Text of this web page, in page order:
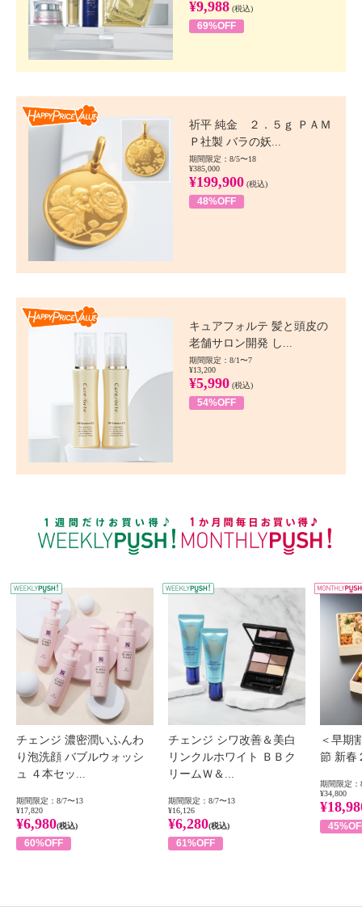
¥9,988 (税込)
69%OFF
祈平 純金 ２．５ｇ ＰＡＭ
Ｐ社製 バラの妖...
期間限定：8/5〜18
¥385,000
¥199,900 (税込)
48%OFF
キュアフォルテ 髪と頭皮の
老舗サロン開発 し...
期間限定：8/1〜7
¥13,200
¥5,990 (税込)
54%OFF
WEEKLY PUSH
チェンジ 濃密潤いふんわ
り泡洗顔 バブルウォッシ
ュ ４本セッ...
期間限定：8/7〜13
¥17,820
¥6,980(税込)
60%OFF
チェンジ シワ改善＆美白
リンクルホワイト ＢＢク
リームＷ＆...
期間限定：8/7〜13
¥16,126
¥6,280(税込)
61%OFF
＜早期
節 新春
期間限定：
¥34,800